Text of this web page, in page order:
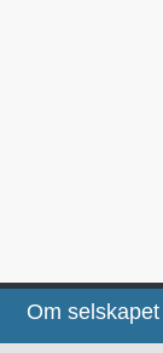
Om selskapet